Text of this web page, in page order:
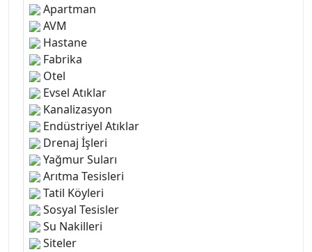
Apartman
AVM
Hastane
Fabrika
Otel
Evsel Atıklar
Kanalizasyon
Endüstriyel Atıklar
Drenaj İşleri
Yağmur Suları
Arıtma Tesisleri
Tatil Köyleri
Sosyal Tesisler
Su Nakilleri
Siteler